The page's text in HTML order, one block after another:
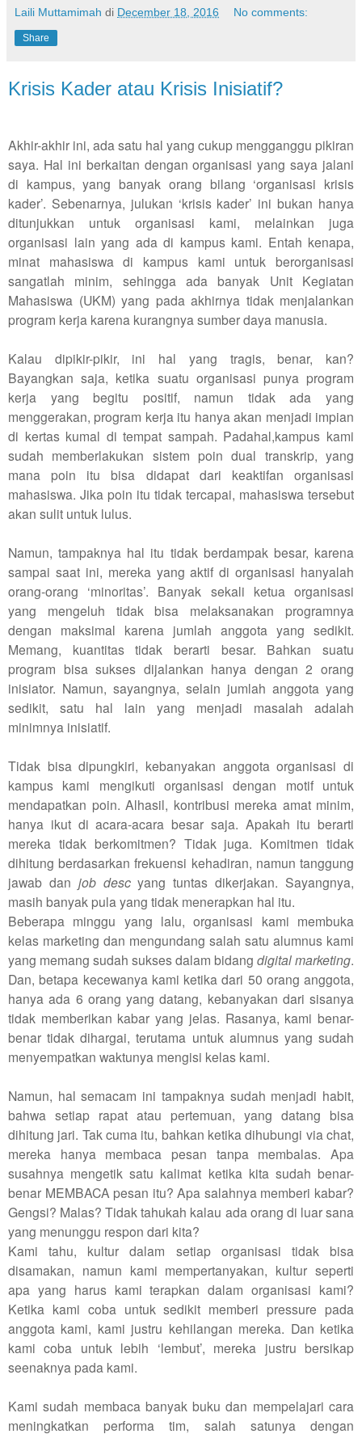
Laili Muttamimah di December 18, 2016 No comments:
Share
Krisis Kader atau Krisis Inisiatif?
Akhir-akhir ini, ada satu hal yang cukup mengganggu pikiran
saya. Hal ini berkaitan dengan organisasi yang saya jalani
di kampus, yang banyak orang bilang ‘organisasi krisis
kader’. Sebenarnya, julukan ‘krisis kader’ ini bukan hanya
ditunjukkan untuk organisasi kami, melainkan juga
organisasi lain yang ada di kampus kami. Entah kenapa,
minat mahasiswa di kampus kami untuk berorganisasi
sangatlah minim, sehingga ada banyak Unit Kegiatan
Mahasiswa (UKM) yang pada akhirnya tidak menjalankan
program kerja karena kurangnya sumber daya manusia.
Kalau dipikir-pikir, ini hal yang tragis, benar, kan?
Bayangkan saja, ketika suatu organisasi punya program
kerja yang begitu positif, namun tidak ada yang
menggerakan, program kerja itu hanya akan menjadi impian
di kertas kumal di tempat sampah. Padahal,kampus kami
sudah memberlakukan sistem poin dual transkrip, yang
mana poin itu bisa didapat dari keaktifan organisasi
mahasiswa. Jika poin itu tidak tercapai, mahasiswa tersebut
akan sulit untuk lulus.
Namun, tampaknya hal itu tidak berdampak besar, karena
sampai saat ini, mereka yang aktif di organisasi hanyalah
orang-orang ‘minoritas’. Banyak sekali ketua organisasi
yang mengeluh tidak bisa melaksanakan programnya
dengan maksimal karena jumlah anggota yang sedikit.
Memang, kuantitas tidak berarti besar. Bahkan suatu
program bisa sukses dijalankan hanya dengan 2 orang
inisiator. Namun, sayangnya, selain jumlah anggota yang
sedikit, satu hal lain yang menjadi masalah adalah
minimnya inisiatif.
Tidak bisa dipungkiri, kebanyakan anggota organisasi di
kampus kami mengikuti organisasi dengan motif untuk
mendapatkan poin. Alhasil, kontribusi mereka amat minim,
hanya ikut di acara-acara besar saja. Apakah itu berarti
mereka tidak berkomitmen? Tidak juga. Komitmen tidak
dihitung berdasarkan frekuensi kehadiran, namun tanggung
jawab dan job descyang tuntas dikerjakan. Sayangnya,
masih banyak pula yang tidak menerapkan hal itu.
Beberapa minggu yang lalu, organisasi kami membuka
kelas marketing dan mengundang salah satu alumnus kami
yang memang sudah sukses dalam bidang digital marketing.
Dan, betapa kecewanya kami ketika dari 50 orang anggota,
hanya ada 6 orang yang datang, kebanyakan dari sisanya
tidak memberikan kabar yang jelas. Rasanya, kami benar-
benar tidak dihargai, terutama untuk alumnus yang sudah
menyempatkan waktunya mengisi kelas kami.
Namun, hal semacam ini tampaknya sudah menjadi habit,
bahwa setiap rapat atau pertemuan, yang datang bisa
dihitung jari. Tak cuma itu, bahkan ketika dihubungi via chat,
mereka hanya membaca pesan tanpa membalas. Apa
susahnya mengetik satu kalimat ketika kita sudah benar-
benar MEMBACA pesan itu? Apa salahnya memberi kabar?
Gengsi? Malas? Tidak tahukah kalau ada orang di luar sana
yang menunggu respon dari kita?
Kami tahu, kultur dalam setiap organisasi tidak bisa
disamakan, namun kami mempertanyakan, kultur seperti
apa yang harus kami terapkan dalam organisasi kami?
Ketika kami coba untuk sedikit memberi pressure pada
anggota kami, kami justru kehilangan mereka. Dan ketika
kami coba untuk lebih ‘lembut’, mereka justru bersikap
seenaknya pada kami.
Kami sudah membaca banyak buku dan mempelajari cara
meningkatkan performa tim, salah satunya dengan